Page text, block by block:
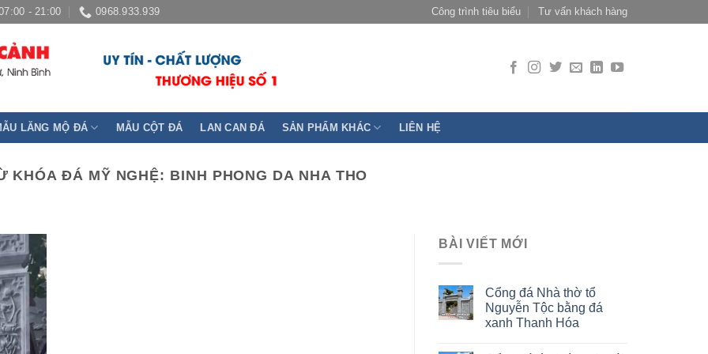
- 21:00 0968.933.939 Công trình tiêu biểu Tư vấn khách hàng
LĂNG MỘ ĐÁ MẪU CỘT ĐÁ LAN CAN ĐÁ SẢN PHẨM KHÁC LIÊN HỆ
KHÓA ĐÁ MỸ NGHỆ: BINH PHONG DA NHA THO
BÀI VIẾT MỚI
Cổng đá Nhà thờ tổ
Nguyễn Tộc bằng đá
xanh Thanh Hóa